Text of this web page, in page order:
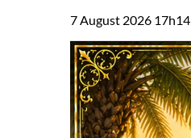
7 August 2026 17h14